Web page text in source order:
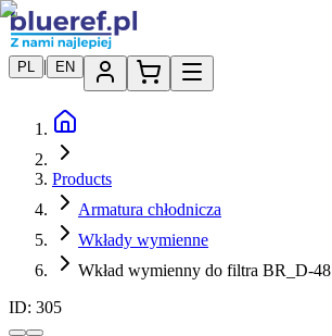
PL | EN
Products
Armatura chłodnicza
Wkłady wymienne
Wkład wymienny do filtra BR_D-48
ID: 305